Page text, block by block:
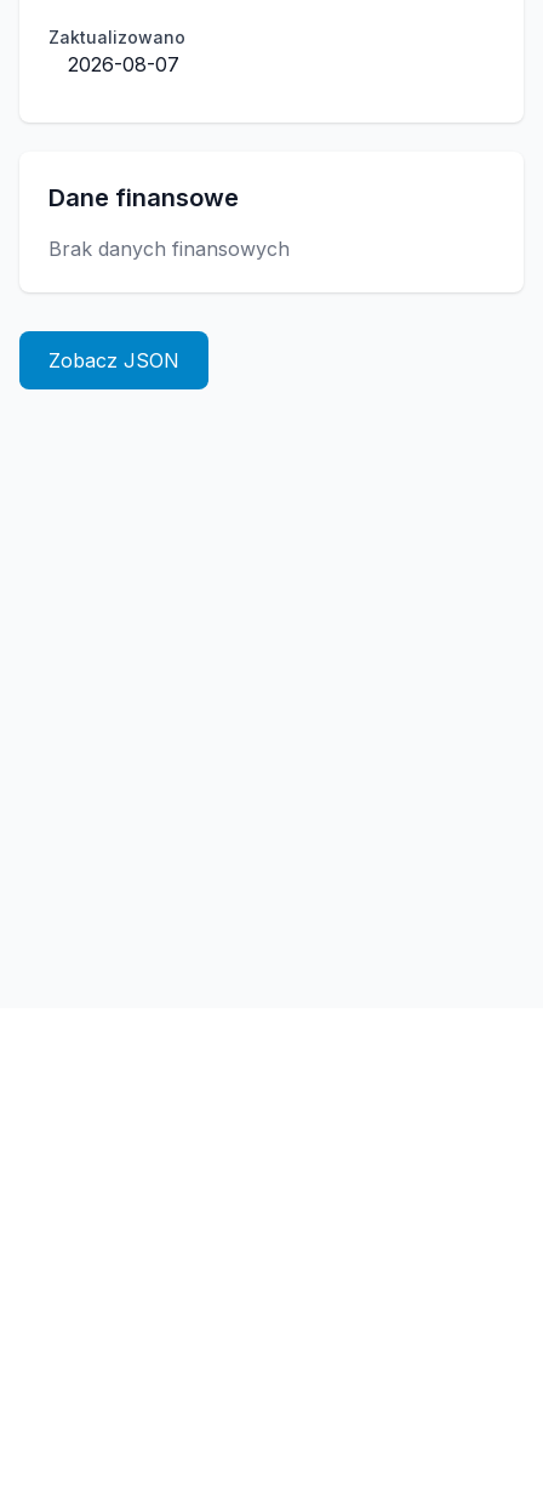
Zaktualizowano
2026-08-07
Dane finansowe
Brak danych finansowych
Zobacz JSON